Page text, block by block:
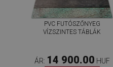
PVC FUTÓSZŐNYEG
VÍZSZINTES TÁBLÁK
ÁR: 14 900.00 HUF